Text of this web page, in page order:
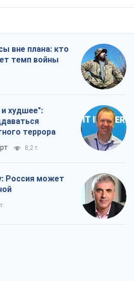
вне плана: кто
темп войны
худшее":
террора
8,2 т.
Россия может